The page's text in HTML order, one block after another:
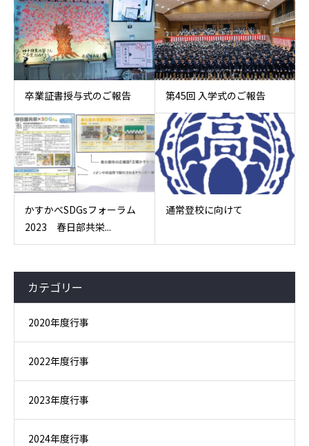
卒業証書授与式のご報告 第45回 入学式のご報告
かすかべSDGsフォーラム
2023 春日部共栄...
通常登校に向けて
カテゴリー
2020年度行事
2022年度行事
2023年度行事
2024年度行事